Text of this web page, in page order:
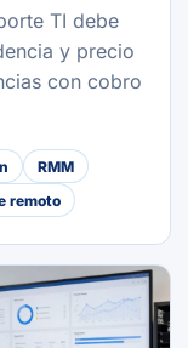
TI debe
y precio
con cobro
RMM
remoto